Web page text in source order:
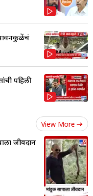
बावनकुळेंचं
पहिली
View More
जीवदान